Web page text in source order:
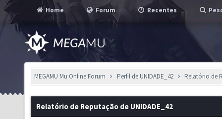
Home Forum Recentes
MEGAMU Mu Online Forum Perfil de UNIDADE_42 Relatório de
Relatório de Reputação de UNIDADE_42